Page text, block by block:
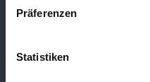
Präferenzen
Statistiken
Wandbeläge